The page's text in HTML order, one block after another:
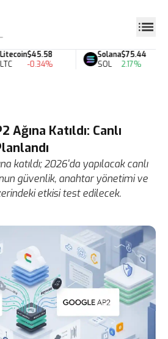
$45.58
-0.34%
Solana
SOL
$75.44
2.17%
Ağına Katıldı: Canlı
katıldı; 2026'da yapılacak canlı
güvenlik, anahtar yönetimi ve
etkisi test edilecek.